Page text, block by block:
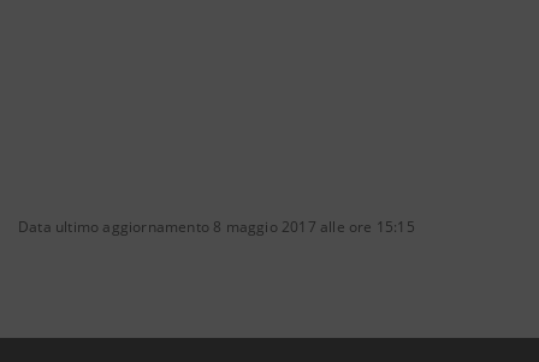
Data ultimo aggiornamento 8 maggio 2017 alle ore 15:15